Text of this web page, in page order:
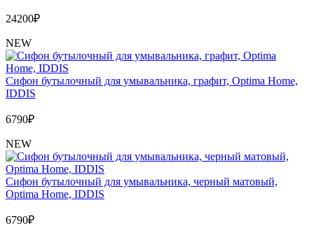
24200₽
NEW
Сифон бутылочный для умывальника, графит, Optima Home,
IDDIS
6790₽
NEW
Сифон бутылочный для умывальника, черный матовый,
Optima Home, IDDIS
6790₽